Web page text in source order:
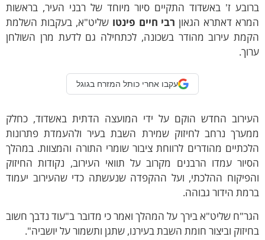
ז' באשדוד התקיים סיור מיוחד של רבני העיר, בראשות
דאתרא הגאוןרבי חיים פינטושליט"א, בעקבות השלמת
עירוב מהודר בשכונה, לכתחילה גם לדעת מרן השולחן
עקבו אחרי כותל המזרח בגוגל
החדש הוקם על ידי המועצה הדתית באשדוד, כחלק
נרחב לחיזוק שמירת השבת בעיר ולהעמדת פתרונות
מהודרים לרווחת ציבור שומרי התורה והמצוות. במהלך
עמדו הרבנים מקרוב על תוואי העירוב, נקודות החיזוק
ההלכתי, ועל ההקפדה שנעשתה כדי שהעירוב יעמוד
הידור גבוהה.
שליט"א בירך על המהלך ואמר כי מדובר ב"עוד נדבך חשוב
וביצור חומת השבת בעירנו, שתגן ותשמור על יושביה".